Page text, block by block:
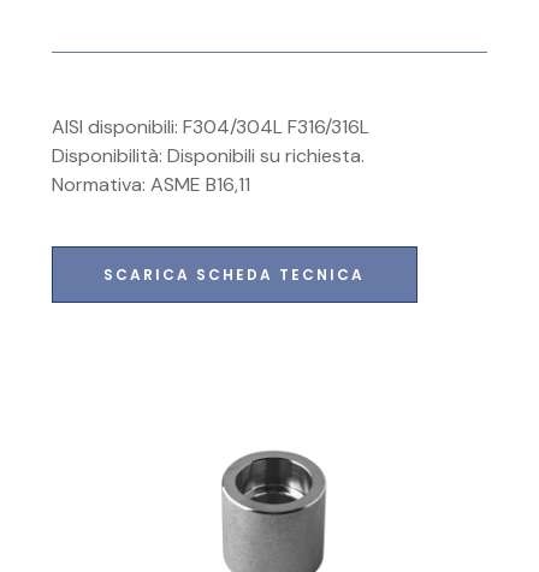
AISI disponibili: F304/304L F316/316L
Disponibilità: Disponibili su richiesta.
Normativa: ASME B16,11
SCARICA SCHEDA TECNICA